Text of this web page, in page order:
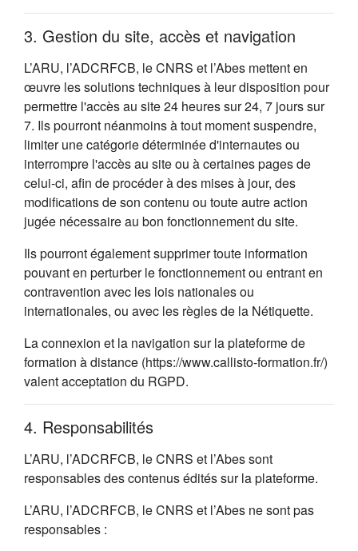
3. Gestion du site, accès et navigation
L’ARU, l’ADCRFCB, le CNRS et l’Abes mettent en
œuvre les solutions techniques à leur disposition pour
permettre l'accès au site 24 heures sur 24, 7 jours sur
7. Ils pourront néanmoins à tout moment suspendre,
limiter une catégorie déterminée d'internautes ou
interrompre l'accès au site ou à certaines pages de
celui-ci, afin de procéder à des mises à jour, des
modifications de son contenu ou toute autre action
jugée nécessaire au bon fonctionnement du site.
Ils pourront également supprimer toute information
pouvant en perturber le fonctionnement ou entrant en
contravention avec les lois nationales ou
internationales, ou avec les règles de la Nétiquette.
La connexion et la navigation sur la plateforme de
formation à distance (https://www.callisto-formation.fr/)
valent acceptation du RGPD.
4. Responsabilités
L’ARU, l’ADCRFCB, le CNRS et l’Abes sont
responsables des contenus édités sur la plateforme.
L’ARU, l’ADCRFCB, le CNRS et l’Abes ne sont pas
responsables :